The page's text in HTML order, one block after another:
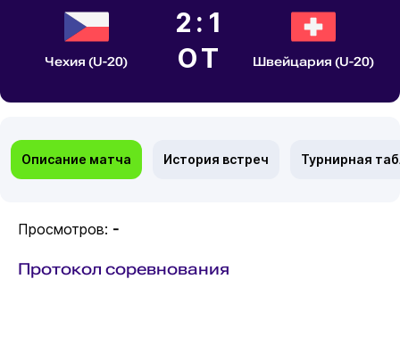
Чехия (U-20)
2:1
ОТ
Швейцария (U-20)
Описание матча История встреч Турнирная
Просмотров: -
Протокол соревнования